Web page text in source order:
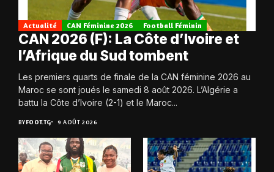
Actualité CAN Féminine 2026 Football Féminin
CAN 2026 (F): La Côte d’Ivoire et
l’Afrique du Sud tombent
Les premiers quarts de finale de la CAN féminine 2026 au
Maroc se sont joués le samedi 8 août 2026. L’Algérie a
battu la Côte d’Ivoire (2-1) et le Maroc...
BYFOOT.TG 9 AOÛT 2026